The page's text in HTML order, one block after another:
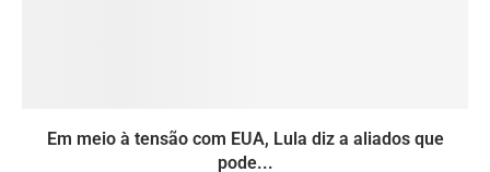
Em meio à tensão com EUA, Lula diz a aliados que
pode...